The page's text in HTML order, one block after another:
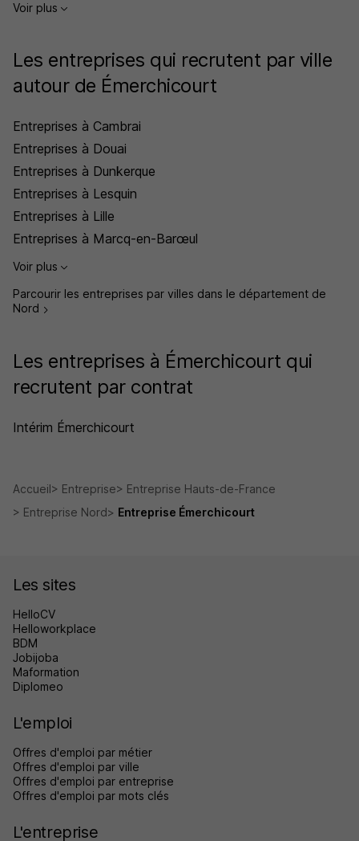
Voir plus
Les entreprises qui recrutent par ville
autour de Émerchicourt
Entreprises à Cambrai
Entreprises à Douai
Entreprises à Dunkerque
Entreprises à Lesquin
Entreprises à Lille
Entreprises à Marcq-en-Barœul
Voir plus
Parcourir les entreprises par villes dans le département de
Nord
Les entreprises à Émerchicourt qui
recrutent par contrat
Intérim Émerchicourt
Accueil Entreprise
Entreprise Hauts-de-France
Entreprise Nord
Entreprise Émerchicourt
Les sites
HelloCV
Helloworkplace
BDM
Jobijoba
Maformation
Diplomeo
L'emploi
Offres d'emploi par métier
Offres d'emploi par ville
Offres d'emploi par entreprise
Offres d'emploi par mots clés
L'entreprise